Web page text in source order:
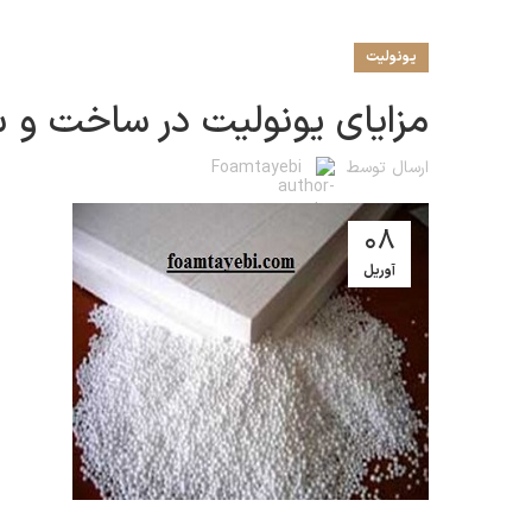
یونولیت
مزایای یونولیت در ساخت ‌و
ارسال توسط Foamtayebi
08
آوریل